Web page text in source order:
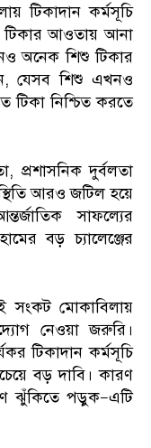
টিকাদান কর্মসূচি
টিকার আওতায় আনা
অনেক শিশু টিকার
যেসব শিশু এখনও
টিকা নিশ্চিত করতে
প্রশাসনিক দুর্বলতা
আরও জটিল হয়ে
সাফল্যের
বড় চ্যালেঞ্জের
সংকট মোকাবিলায়
নেওয়া জরুরি।
টিকাদান কর্মসূচি
বড় দাবি। কারণ
ঝুঁকিতে পড়ুক—এটি